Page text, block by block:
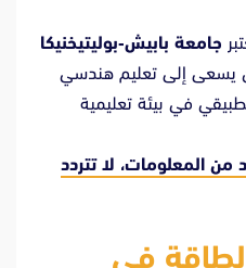
جامعة بابيش-بوليتيخنيكا
يسعى إلى تعليم هندسي
في بيئة تعليمية
من المعلومات، لا تتردد
في